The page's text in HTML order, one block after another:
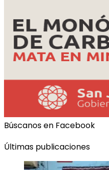
Búscanos en Facebook
Últimas publicaciones